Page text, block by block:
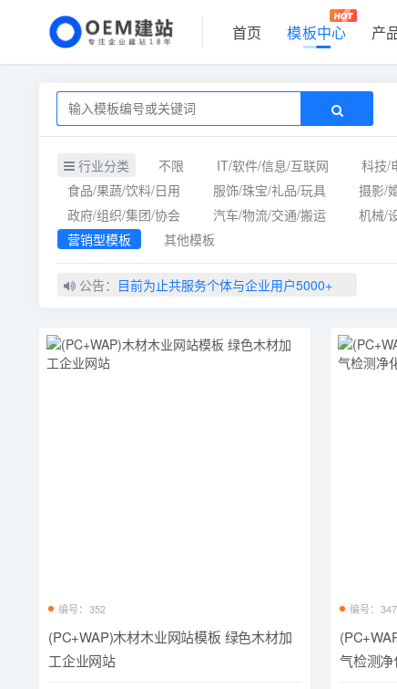
首页 模板中心 产
行业分类 不限 IT/软件/信息/互联网 科技/
食品/果蔬/饮料/日用
服饰/珠宝/礼品/玩具 摄影/
政府/组织/集团/协会
汽车/物流/交通/搬运 机械/
营销型模板
其他模板
公告： 目前为止共服务个体与企业用户5000+
编号：352
(PC+WAP)木材木业网站模板 绿色木材加
工企业网站
编号：347
气检测